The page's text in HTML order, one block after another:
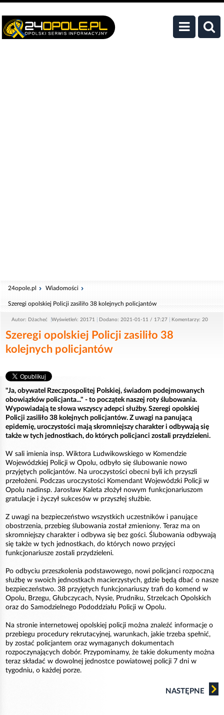
24opole.pl Wiadomości
Szeregi opolskiej Policji zasiliło 38 kolejnych policjantów
Autor: Dżacheć Wyświetleń: 20171 Dodano: 2021-01-11 / 17:27 Komentarzy: 20
Szeregi opolskiej Policji zasiliło 38
kolejnych policjantów
"Ja, obywatel Rzeczpospolitej Polskiej, świadom podejmowanych
obowiązków policjanta..." - to początek naszej roty ślubowania.
Wypowiadają te słowa wszyscy adepci służby. Szeregi opolskiej
Policji zasiliło 38 kolejnych policjantów. Z uwagi na panującą
epidemię, uroczystości mają skromniejszy charakter i odbywają się
także w tych jednostkach, do których policjanci zostali przydzieleni.
W sali imienia insp. Wiktora Ludwikowskiego w Komendzie
Wojewódzkiej Policji w Opolu, odbyło się ślubowanie nowo
przyjętych policjantów. Na uroczystości obecni byli ich przyszli
przełożeni. Podczas uroczystości Komendant Wojewódzki Policji w
Opolu nadinsp. Jarosław Kaleta złożył nowym funkcjonariuszom
gratulacje i życzył sukcesów w przyszłej służbie.
Z uwagi na bezpieczeństwo wszystkich uczestników i panujące
obostrzenia, przebieg ślubowania został zmieniony. Teraz ma on
skromniejszy charakter i odbywa się bez gości. Ślubowania odbywają
się także w tych jednostkach, do których nowo przyjęci
funkcjonariusze zostali przydzieleni.
Po odbyciu przeszkolenia podstawowego, nowi policjanci rozpoczną
służbę w swoich jednostkach macierzystych, gdzie będą dbać o nasze
bezpieczeństwo. 38 przyjętych funkcjonariuszy trafi do komend w
Opolu, Brzegu, Głubczycach, Nysie, Prudniku, Strzelcach Opolskich
oraz do Samodzielnego Pododdziału Policji w Opolu.
Na stronie internetowej opolskiej policji można znaleźć informacje o
przebiegu procedury rekrutacyjnej, warunkach, jakie trzeba spełnić,
by zostać policjantem oraz wymaganych dokumentach
rozpoczynających dobór. Przypominamy, że takie dokumenty można
teraz składać w dowolnej jednostce powiatowej policji 7 dni w
tygodniu, o każdej porze.
NASTĘPNE